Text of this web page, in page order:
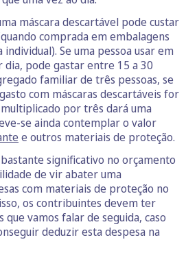
máscara descartável pode custar
comprada em embalagens
Se uma pessoa usar em
dia, pode gastar entre 15 a 30
familiar de três pessoas, se
com máscaras descartáveis for
por três dará uma
se ainda contemplar o valor
e outros materiais de proteção.
significativo no orçamento
de vir abater uma
com materiais de proteção no
os contribuintes devem ter
que vamos falar de seguida, caso
deduzir esta despesa na